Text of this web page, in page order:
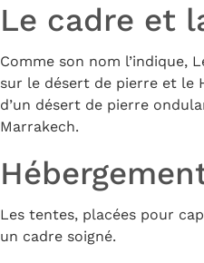
Le cadre et
Comme son nom l’indique,
sur le désert de pierre et le
d’un désert de pierre
Marrakech.
Les tentes, placées pour
un cadre soigné.